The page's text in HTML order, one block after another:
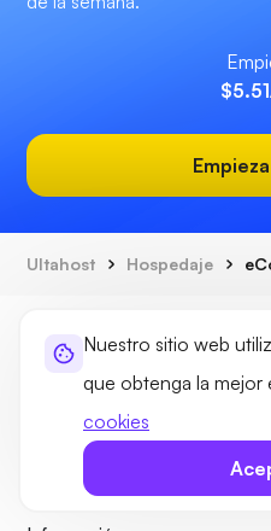
Nuestro sitio web
que obtenga la mejor
cookies
$5.51
Ultahost Hospedaje
Soluciones de alojamiento
Soluciones de dominio